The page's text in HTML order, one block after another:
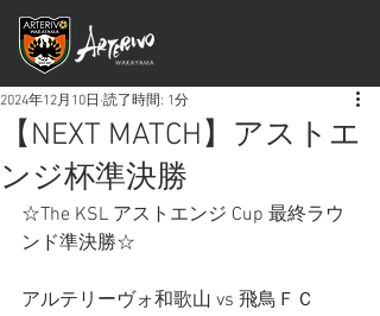
【NEXT MATCH】アストエ
ンジ杯準決勝
2024年12月10日 読了時間: 1分
☆The KSL アストエンジ Cup 最終ラウ
ンド準決勝☆
アルテリーヴォ和歌山 vs 飛鳥ＦＣ